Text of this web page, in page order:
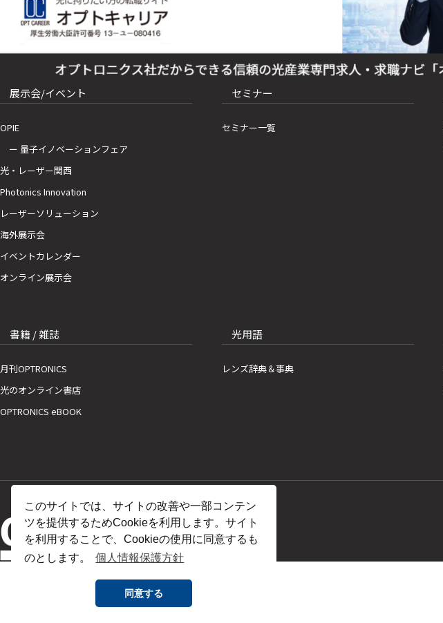
このサイトでは、サイトの改善や一部コンテン
ツを提供するためCookieを利用します。サイト
を利用することで、Cookieの使用に同意するも
のとします。
個人情報保護方針
同意する
展示会/イベント
OPIE
ー 量子イノベーションフェア
光・レーザー関西
Photonics Innovation
レーザーソリューション
海外展示会
イベントカレンダー
オンライン展示会
セミナー
セミナー一覧
書籍 / 雑誌
月刊OPTRONICS
光のオンライン書店
OPTRONICS eBOOK
光用語
レンズ辞典＆事典